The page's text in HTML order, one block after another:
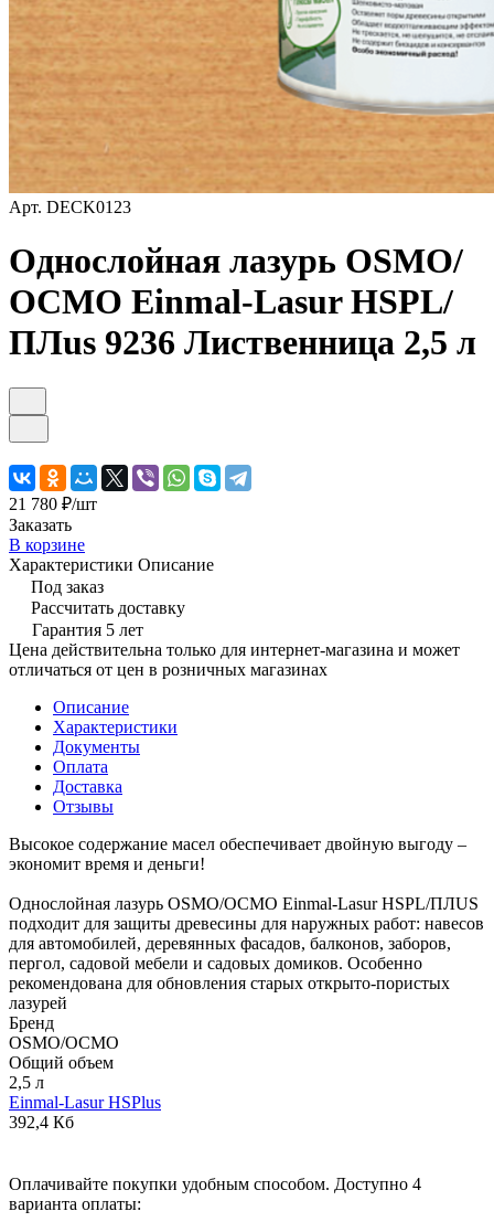
Арт. DECK0123
Однослойная лазурь OSMO/
ОСМО Einmal-Lasur HSPL/
ПЛus 9236 Лиственница 2,5 л
21 780 ₽/шт
Заказать
В корзине
Характеристики Описание
Под заказ
Рассчитать доставку
Гарантия 5 лет
Цена действительна только для интернет-магазина и может
отличаться от цен в розничных магазинах
Описание
Характеристики
Документы
Оплата
Доставка
Отзывы
Высокое содержание масел обеспечивает двойную выгоду –
экономит время и деньги!
Однослойная лазурь OSMO/ОСМО Einmal-Lasur HSPL/ПЛUS
подходит для защиты древесины для наружных работ: навесов
для автомобилей, деревянных фасадов, балконов, заборов,
пергол, садовой мебели и садовых домиков. Особенно
рекомендована для обновления старых открыто-пористых
лазурей
Бренд
OSMO/ОСМО
Общий объем
2,5 л
Einmal-Lasur HSPlus
392,4 Кб
Оплачивайте покупки удобным способом. Доступно 4
варианта оплаты: